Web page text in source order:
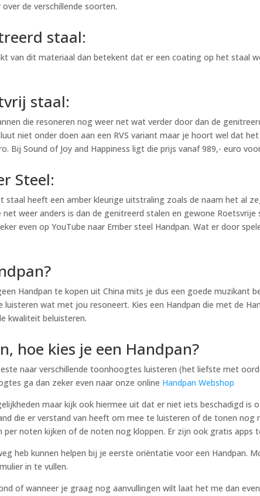
de verschillende soorten.
staal:
van dit materiaal dan betekent dat er een coating op het staal
staal:
die resoneren nog weer net wat verder door dan de
niet onder doen aan een RVS variant maar je hoort wel dat
Bij Sound of Joy and Happiness ligt die prijs vanaf 989,- euro
Steel:
staal heeft een amber kleurige uitstraling zoals de naam het al
weer anders is dan de genitreerd stalen en gewone
even op YouTube naar Ember steel Handpan. Wat er door
Handpan te kopen uit China mits je dus een goede muzikant
wat met jou resoneert. Kies een Handpan die met de
kwaliteit beluisteren.
hoe kies je een Handpan?
naar verschillende toonhoogtes luisteren (het liefste met
ga dan zeker even naar onze online Handpan Webshop
maar kijk ook hiermee uit dat er niet iets beschadigd is
die er verstand van heeft om mee te luisteren of de tonen
noten kijken of de noten nog kloppen. Er zijn ook gratis apps
heb kunnen helpen bij je eerste oriëntatie voor een Handpan.
in te vullen.
of wanneer je graag nog aanvullingen wilt laat het me dan